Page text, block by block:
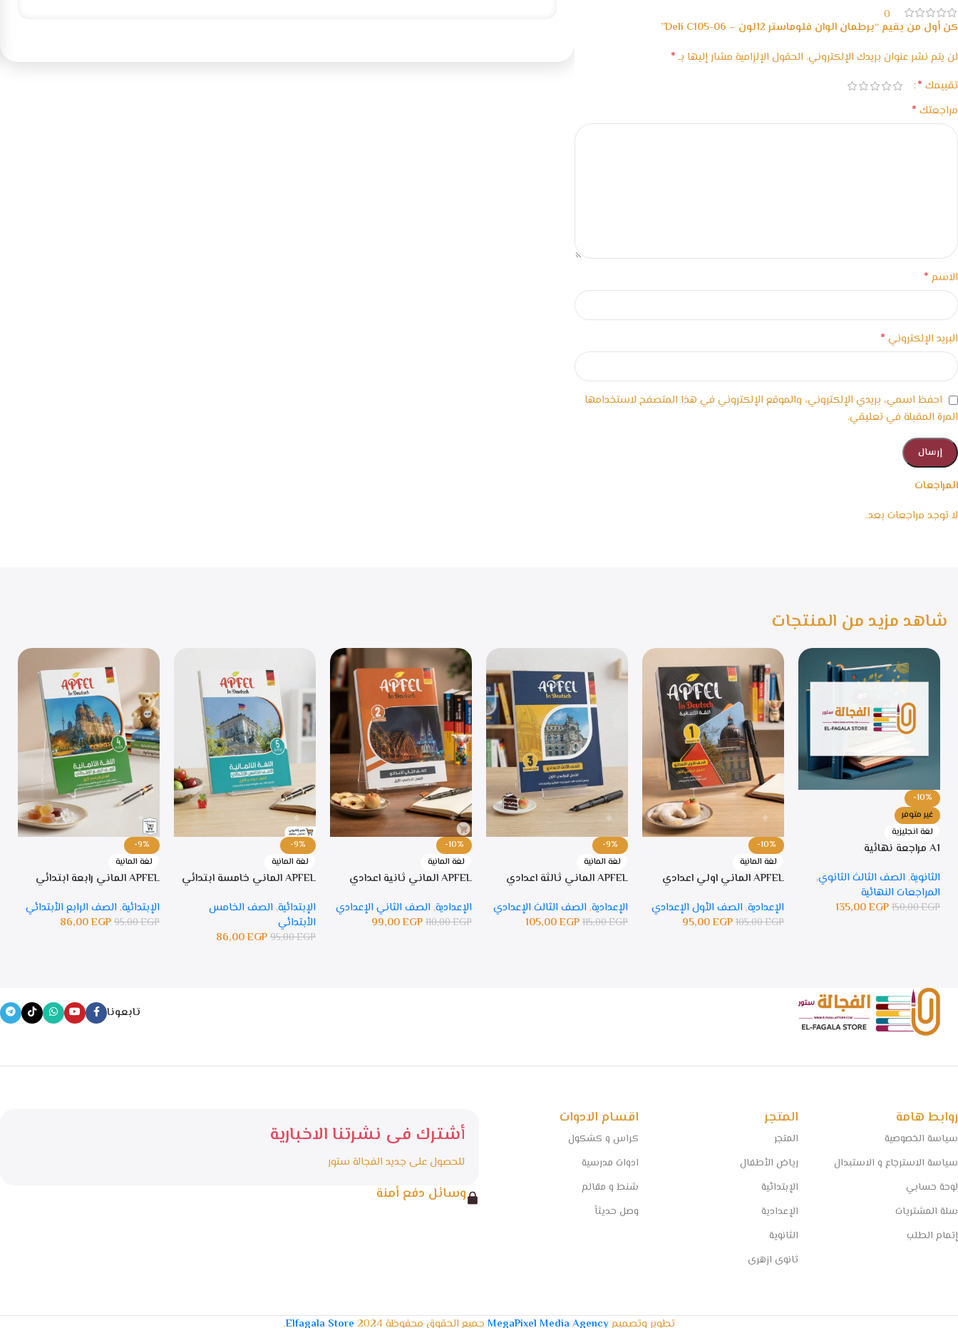
0
المراجعات
لا توجد مراجعات بعد.
كن أول من يقيم “برطمان الوان فلوماستر 12لون – Deli C105-06”
لن يتم نشر عنوان بريدك الإلكتروني. الحقول الإلزامية مشار إليها بـ*
تقييمك *
مراجعتك *
الاسم *
البريد الإلكتروني *
احفظ اسمي، بريدي الإلكتروني، والموقع الإلكتروني في هذا المتصفح لاستخدامها
المرة المقبلة في تعليقي.
شاهد مزيد من المنتجات
-10%
غير متوفر
لغة انجليزية
A1 مراجعة نهائية
الثانوية, الصف الثالث الثانوي,
المراجعات النهائية
150,00EGP
135,00EGP
-10%
لغة المانية
APFEL الماني اولي اعدادي
الإعدادية, الصف الأول الإعدادي
105,00EGP
95,00EGP
-9%
لغة المانية
APFEL الماني ثالثة اعدادي
الإعدادية, الصف الثالث الإعدادي
115,00EGP
105,00EGP
-10%
لغة المانية
APFEL الماني ثانية اعدادي
الإعدادية, الصف الثاني الإعدادي
110,00EGP
99,00EGP
-9%
لغة المانية
APFEL الماني خامسة ابتدائي
الإبتدائية, الصف الخامس
الأبتدائي
95,00EGP
86,00EGP
-9%
لغة المانية
APFEL الماني رابعة ابتدائي
الإبتدائية, الصف الرابع الأبتدائي
95,00EGP
86,00EGP
تابعونا
روابط هامة
سياسة الخصوصية
سياسة الاسترجاع و الاستبدال
لوحة حسابي
سلة المشتريات
إتمام الطلب
المتجر
المتجر
رياض الأطفال
الإبتدائية
الإعدادية
الثانوية
ثانوى ازهرى
اقسام الادوات
كراس و كشكول
ادوات مدرسية
شنط و مقالم
وصل حديثاً
أشترك فى نشرتنا الاخبارية
للحصول على جديد الفجالة ستور
وسائل دفع أمنة
تطوير وتصميمMegaPixel Media Agency جميع الحقوق محفوظة 2024 Elfagala Store
.